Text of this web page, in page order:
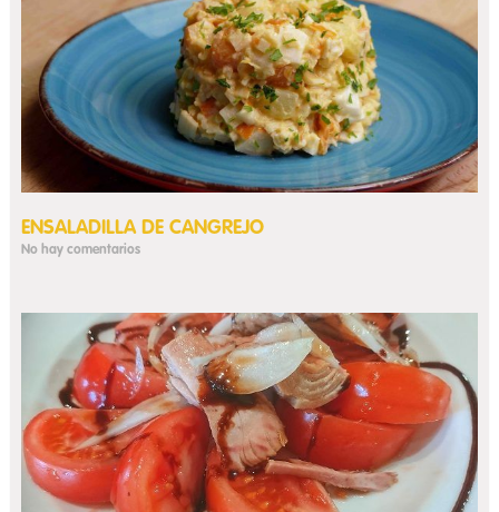
ENSALADILLA DE CANGREJO
No hay comentarios